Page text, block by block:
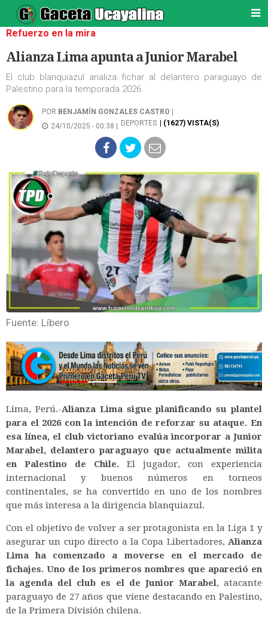
Refuerzo en la mira
Alianza Lima apunta a Junior Marabel
El club blanquiazul analiza fichar al delantero paraguayo de
Palestino para la temporada 2026.
POR BENJAMÍN GONZALES CASTRO
24/10/2025 - 00:38 |
DEPORTES | (1627) VISTA(S)
Fuente: Líbero
Lima, Perú.-Alianza Lima sigue planificando su plantel
para el 2026 con la intención de reforzar su ataque. En
esa línea, el club victoriano evalúa incorporar a Junior
Marabel, delantero paraguayo que actualmente milita
en Palestino de Chile. El jugador, con experiencia
internacional y buenos números en torneos
continentales, se ha convertido en uno de los nombres
que más interesa a la dirigencia blanquiazul.
Con el objetivo de volver a ser protagonista en la Liga 1 y
asegurar un cupo directo a la Copa Libertadores, Alianza
Lima ha comenzado a moverse en el mercado de
fichajes. Uno de los primeros nombres que apareció en
la agenda del club es el de Junior Marabel, atacante
paraguayo de 27 años que viene destacando en Palestino,
de la Primera División chilena.